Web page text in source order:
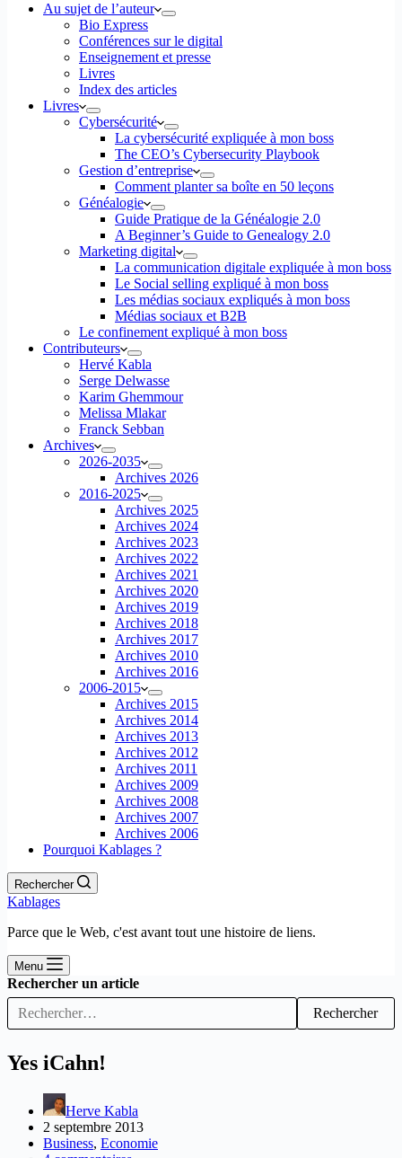
Au sujet de l’auteur
Bio Express
Conférences sur le digital
Enseignement et presse
Livres
Index des articles
Livres
Cybersécurité
La cybersécurité expliquée à mon boss
The CEO’s Cybersecurity Playbook
Gestion d’entreprise
Comment planter sa boîte en 50 leçons
Généalogie
Guide Pratique de la Généalogie 2.0
A Beginner’s Guide to Genealogy 2.0
Marketing digital
La communication digitale expliquée à mon boss
Le Social selling expliqué à mon boss
Les médias sociaux expliqués à mon boss
Médias sociaux et B2B
Le confinement expliqué à mon boss
Contributeurs
Hervé Kabla
Serge Delwasse
Karim Ghemmour
Melissa Mlakar
Franck Sebban
Archives
2026-2035
Archives 2026
2016-2025
Archives 2025
Archives 2024
Archives 2023
Archives 2022
Archives 2021
Archives 2020
Archives 2019
Archives 2018
Archives 2017
Archives 2010
Archives 2016
2006-2015
Archives 2015
Archives 2014
Archives 2013
Archives 2012
Archives 2011
Archives 2009
Archives 2008
Archives 2007
Archives 2006
Pourquoi Kablages ?
Rechercher
Kablages
Parce que le Web, c'est avant tout une histoire de liens.
Menu
Rechercher un article
Rechercher
Yes iCahn!
Herve Kabla
2 septembre 2013
Business, Economie